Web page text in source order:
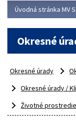
Viac
Úvodná stránka MV
Okresné
Okresné úrady
Okresné úrady /
Životné prostredie